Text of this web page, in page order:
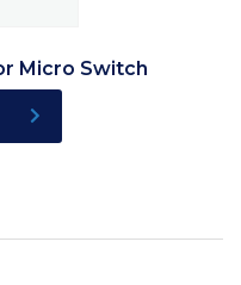
Micro Switch